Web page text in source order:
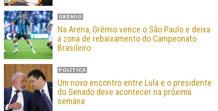
GRÊMIO
Na Arena, Grêmio vence o São Paulo e deixa
a zona de rebaixamento do Campeonato
Brasileiro
POLÍTICA
Um novo encontro entre Lula e o presidente
do Senado deve acontecer na próxima
semana